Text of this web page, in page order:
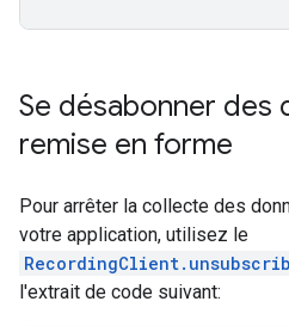
Se désabonner des
remise en forme
Pour arrêter la collecte des
votre application, utilisez le
l'extrait de code suivant: